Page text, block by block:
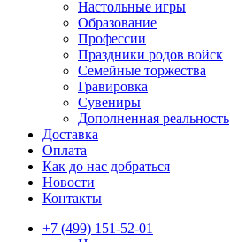
Настольные игры
Образование
Профессии
Праздники родов войск
Семейные торжества
Гравировка
Сувениры
Дополненная реальность
Доставка
Оплата
Как до нас добраться
Новости
Контакты
+7 (499) 151-52-01